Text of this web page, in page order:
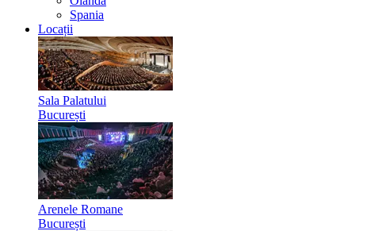
Spania
Locații
Sala Palatului
București
Arenele Romane
București